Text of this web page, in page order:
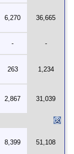
6,270 36,665
- -
263 1,234
2,867 31,039
8,399 51,108